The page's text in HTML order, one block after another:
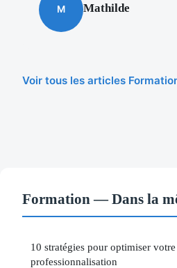
M Mathilde
Voir tous les articles
Formation — Dans la
10 stratégies pour optimiser
professionnalisation